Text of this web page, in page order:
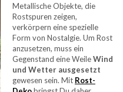
Metallische Objekte, die
Rostspuren zeigen,
verkörpern eine spezielle
Form von Nostalgie. Um Rost
anzusetzen, muss ein
Gegenstand eine WeileWind
und Wetter ausgesetzt
gewesen sein. Mit Rost-